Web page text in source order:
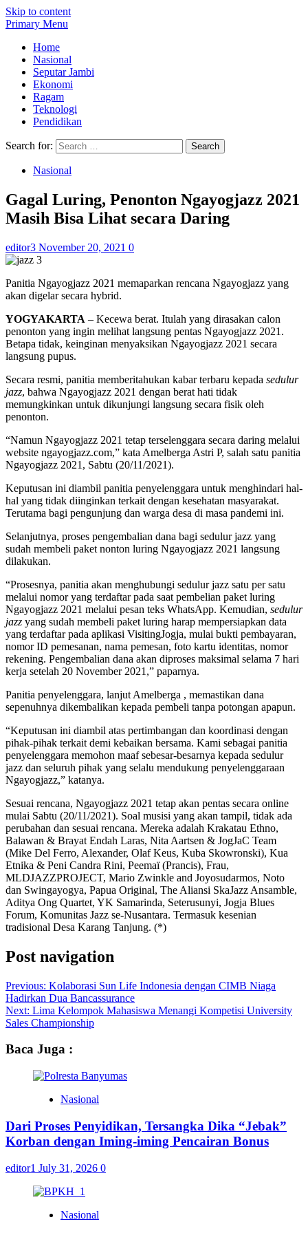
Skip to content
Primary Menu
Home
Nasional
Seputar Jambi
Ekonomi
Ragam
Teknologi
Pendidikan
Search for:
Nasional
Gagal Luring, Penonton Ngayogjazz 2021
Masih Bisa Lihat secara Daring
editor3 November 20, 2021 0
Panitia Ngayogjazz 2021 memaparkan rencana Ngayogjazz yang
akan digelar secara hybrid.
YOGYAKARTA – Kecewa berat. Itulah yang dirasakan calon
penonton yang ingin melihat langsung pentas Ngayogjazz 2021.
Betapa tidak, keinginan menyaksikan Ngayogjazz 2021 secara
langsung pupus.
Secara resmi, panitia memberitahukan kabar terbaru kepada sedulur
jazz, bahwa Ngayogjazz 2021 dengan berat hati tidak
memungkinkan untuk dikunjungi langsung secara fisik oleh
penonton.
“Namun Ngayogjazz 2021 tetap terselenggara secara daring melalui
website ngayogjazz.com,” kata Amelberga Astri P, salah satu panitia
Ngayogjazz 2021, Sabtu (20/11/2021).
Keputusan ini diambil panitia penyelenggara untuk menghindari hal-
hal yang tidak diinginkan terkait dengan kesehatan masyarakat.
Terutama bagi pengunjung dan warga desa di masa pandemi ini.
Selanjutnya, proses pengembalian dana bagi sedulur jazz yang
sudah membeli paket nonton luring Ngayogjazz 2021 langsung
dilakukan.
“Prosesnya, panitia akan menghubungi sedulur jazz satu per satu
melalui nomor yang terdaftar pada saat pembelian paket luring
Ngayogjazz 2021 melalui pesan teks WhatsApp. Kemudian, sedulur
jazz yang sudah membeli paket luring harap mempersiapkan data
yang terdaftar pada aplikasi VisitingJogja, mulai bukti pembayaran,
nomor ID pemesanan, nama pemesan, foto kartu identitas, nomor
rekening. Pengembalian dana akan diproses maksimal selama 7 hari
kerja setelah 20 November 2021,” paparnya.
Panitia penyelenggara, lanjut Amelberga , memastikan dana
sepenuhnya dikembalikan kepada pembeli tanpa potongan apapun.
“Keputusan ini diambil atas pertimbangan dan koordinasi dengan
pihak-pihak terkait demi kebaikan bersama. Kami sebagai panitia
penyelenggara memohon maaf sebesar-besarnya kepada sedulur
jazz dan seluruh pihak yang selalu mendukung penyelenggaraan
Ngayogjazz,” katanya.
Sesuai rencana, Ngayogjazz 2021 tetap akan pentas secara online
mulai Sabtu (20/11/2021). Soal musisi yang akan tampil, tidak ada
perubahan dan sesuai rencana. Mereka adalah Krakatau Ethno,
Balawan & Brayat Endah Laras, Nita Aartsen & JogJaC Team
(Mike Del Ferro, Alexander, Olaf Keus, Kuba Skowronski), Kua
Etnika & Peni Candra Rini, Peemaï (Prancis), Frau,
MLDJAZZPROJECT, Mario Zwinkle and Joyosudarmos, Noto
dan Swingayogya, Papua Original, The Aliansi SkaJazz Ansamble,
Aditya Ong Quartet, YK Samarinda, Seterusunyi, Jogja Blues
Forum, Komunitas Jazz se-Nusantara. Termasuk kesenian
tradisional Desa Karang Tanjung. (*)
Post navigation
Previous: Kolaborasi Sun Life Indonesia dengan CIMB Niaga
Hadirkan Dua Bancassurance
Next: Lima Kelompok Mahasiswa Menangi Kompetisi University
Sales Championship
Baca Juga :
Nasional
Dari Proses Penyidikan, Tersangka Dika “Jebak”
Korban dengan Iming-iming Pencairan Bonus
editor1 July 31, 2026 0
Nasional